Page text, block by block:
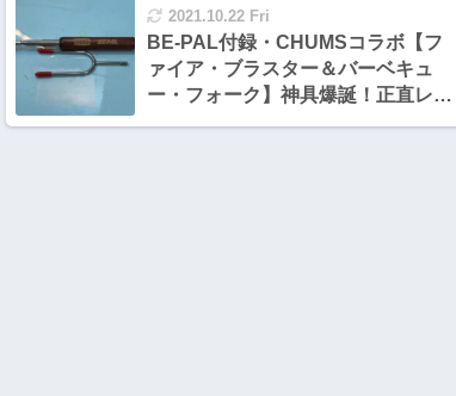
2021.10.22 Fri
BE-PAL付録・CHUMSコラボ【フ
ァイア・ブラスター＆バーベキュ
ー・フォーク】神具爆誕！正直レビ